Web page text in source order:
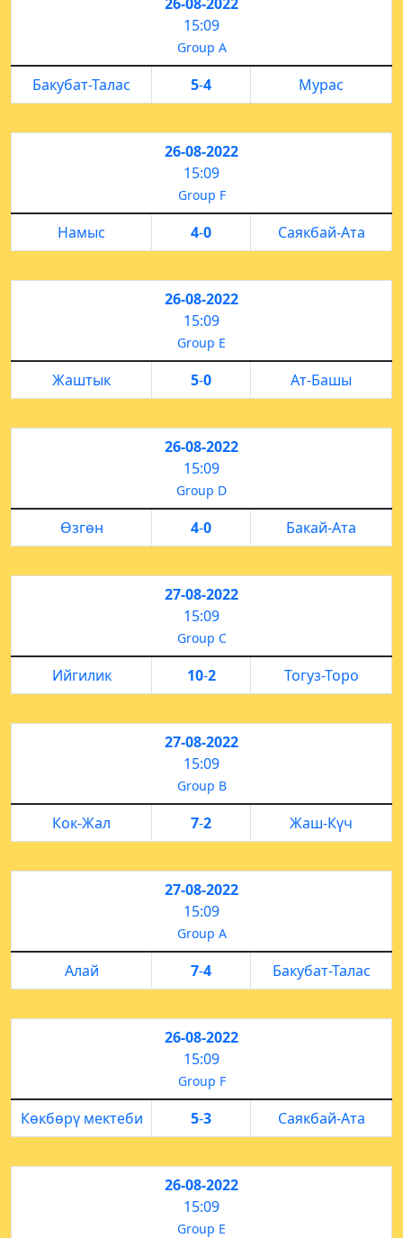
15:09
Group A
Бакубат-Талас 5-4 Мурас
26-08-2022
15:09
Group F
Намыс 4-0 Саякбай-Ата
26-08-2022
15:09
Group E
Жаштык 5-0 Ат-Башы
26-08-2022
15:09
Group D
Өзгөн 4-0 Бакай-Ата
27-08-2022
15:09
Group C
Ийгилик 10-2 Тогуз-Торо
27-08-2022
15:09
Group B
Кок-Жал 7-2 Жаш-Күч
27-08-2022
15:09
Group A
Алай 7-4 Бакубат-Талас
26-08-2022
15:09
Group F
Көкбөрү мектеби 5-3 Саякбай-Ата
26-08-2022
15:09
Group E